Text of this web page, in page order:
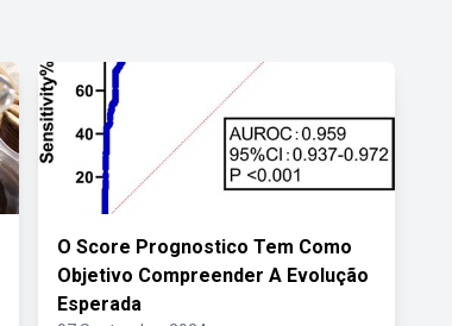
O Score Prognostico Tem Como
Objetivo Compreender A Evolução
Esperada